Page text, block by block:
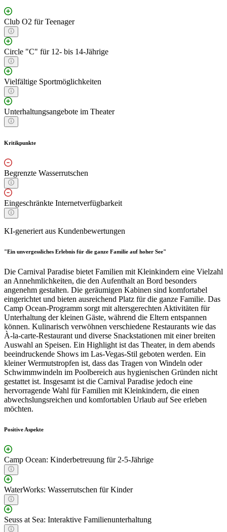
Club O2 für Teenager
Circle "C" für 12- bis 14-Jährige
Vielfältige Sportmöglichkeiten
Unterhaltungsangebote im Theater
Kritikpunkte
Begrenzte Wasserrutschen
Eingeschränkte Internetverfügbarkeit
KI-generiert aus Kundenbewertungen
"Ein unvergessliches Erlebnis für die ganze Familie auf hoher See"
Die Carnival Paradise bietet Familien mit Kleinkindern eine Vielzahl
an Annehmlichkeiten, die den Aufenthalt an Bord besonders
angenehm gestalten. Die geräumigen Kabinen sind komfortabel
eingerichtet und bieten ausreichend Platz für die ganze Familie. Das
Camp Ocean-Programm sorgt mit altersgerechten Aktivitäten für
Unterhaltung der kleinen Gäste, während die Eltern entspannen
können. Kulinarisch verwöhnen verschiedene Restaurants wie das
À-la-carte-Restaurant und diverse Snackstationen mit einer breiten
Auswahl an Speisen. Ein Highlight ist das Theater, in dem abends
beeindruckende Shows im Las-Vegas-Stil geboten werden. Ein
kleiner Wermutstropfen ist, dass das Tragen von Windeln oder
Schwimmwindeln im Poolbereich aus hygienischen Gründen nicht
gestattet ist. Insgesamt ist die Carnival Paradise jedoch eine
hervorragende Wahl für Familien mit Kleinkindern, die einen
abwechslungsreichen und komfortablen Urlaub auf See erleben
möchten.
Positive Aspekte
Camp Ocean: Kinderbetreuung für 2-5-Jährige
WaterWorks: Wasserrutschen für Kinder
Seuss at Sea: Interaktive Familienunterhaltung